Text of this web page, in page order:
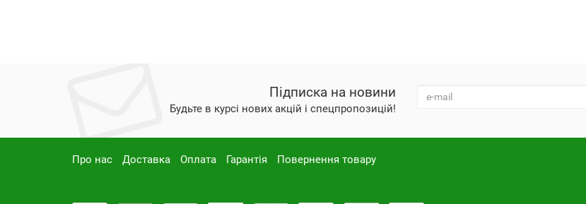
Підписка на новини
Будьте в курсі нових акцій і спецпропозицій!
Про нас Доставка Оплата Гарантія Повернення товару